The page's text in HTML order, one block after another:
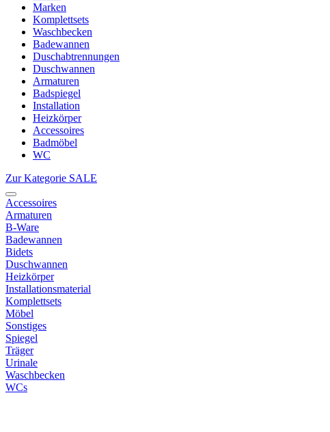
Marken
Komplettsets
Waschbecken
Badewannen
Duschabtrennungen
Duschwannen
Armaturen
Badspiegel
Installation
Heizkörper
Accessoires
Badmöbel
WC
Zur Kategorie SALE
Accessoires
Armaturen
B-Ware
Badewannen
Bidets
Duschwannen
Heizkörper
Installationsmaterial
Komplettsets
Möbel
Sonstiges
Spiegel
Träger
Urinale
Waschbecken
WCs